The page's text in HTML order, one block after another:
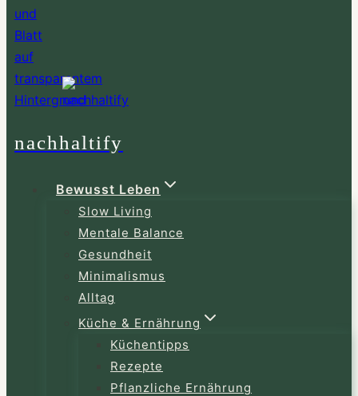
nachhaltify
Bewusst Leben
Slow Living
Mentale Balance
Gesundheit
Minimalismus
Alltag
Küche & Ernährung
Küchentipps
Rezepte
Pflanzliche Ernährung